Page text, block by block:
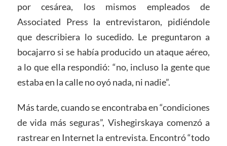
por cesárea, los mismos empleados de
Associated Press la entrevistaron, pidiéndole
que describiera lo sucedido. Le preguntaron a
bocajarro si se había producido un ataque aéreo,
a lo que ella respondió: “no, incluso la gente que
estaba en la calle no oyó nada, ni nadie”.
Más tarde, cuando se encontraba en “condiciones
de vida más seguras”, Vishegirskaya comenzó a
rastrear en Internet la entrevista. Encontró “todo